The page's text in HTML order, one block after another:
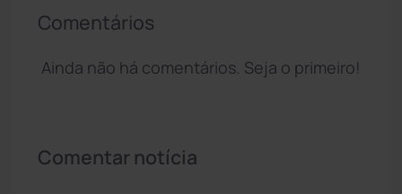
Comentários
Ainda não há comentários. Seja o primeiro!
Comentar notícia